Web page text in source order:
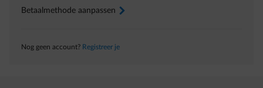
Betaalmethode aanpassen arrow-right
Nog geen account? Registreer je